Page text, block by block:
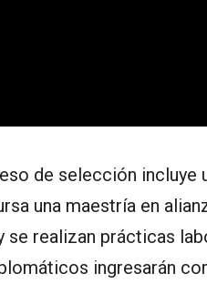
de selección incluye
una maestría en
se realizan prácticas
ingresarán